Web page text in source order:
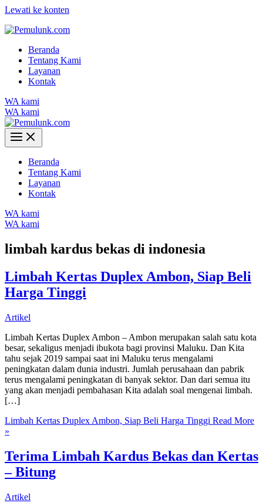
Lewati ke konten
Beranda
Tentang Kami
Layanan
Kontak
WA kami
WA kami
Beranda
Tentang Kami
Layanan
Kontak
WA kami
WA kami
limbah kardus bekas di indonesia
Limbah Kertas Duplex Ambon, Siap Beli
Harga Tinggi
Artikel
Limbah Kertas Duplex Ambon – Ambon merupakan salah satu kota
besar, sekaligus menjadi ibukota bagi provinsi Maluku. Dan Kita
tahu sejak 2019 sampai saat ini Maluku terus mengalami
peningkatan dalam dunia industri. Jumlah perusahaan dan pabrik
terus mengalami peningkatan di banyak sektor. Dan dari semua itu
yang akan menjadi pembahasan Kita adalah soal mengenai limbah.
[…]
Limbah Kertas Duplex Ambon, Siap Beli Harga Tinggi Read More
»
Terima Limbah Kardus Bekas dan Kertas
– Bitung
Artikel